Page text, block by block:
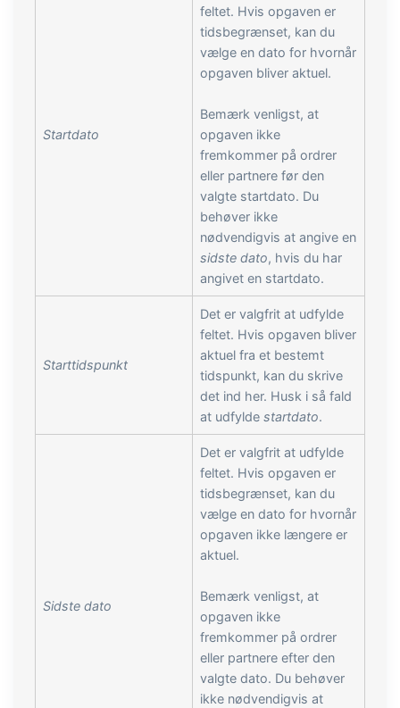
Startdato
feltet. Hvis opgaven er
tidsbegrænset, kan du
vælge en dato for hvornår
opgaven bliver aktuel.
Bemærk venligst, at
opgaven ikke
fremkommer på ordrer
eller partnere før den
valgte startdato. Du
behøver ikke
nødvendigvis at angive en
sidste dato, hvis du har
angivet en startdato.
Starttidspunkt
Det er valgfrit at udfylde
feltet. Hvis opgaven bliver
aktuel fra et bestemt
tidspunkt, kan du skrive
det ind her. Husk i så fald
at udfylde startdato.
Sidste dato
Det er valgfrit at udfylde
feltet. Hvis opgaven er
tidsbegrænset, kan du
vælge en dato for hvornår
opgaven ikke længere er
aktuel.
Bemærk venligst, at
opgaven ikke
fremkommer på ordrer
eller partnere efter den
valgte dato. Du behøver
ikke nødvendigvis at